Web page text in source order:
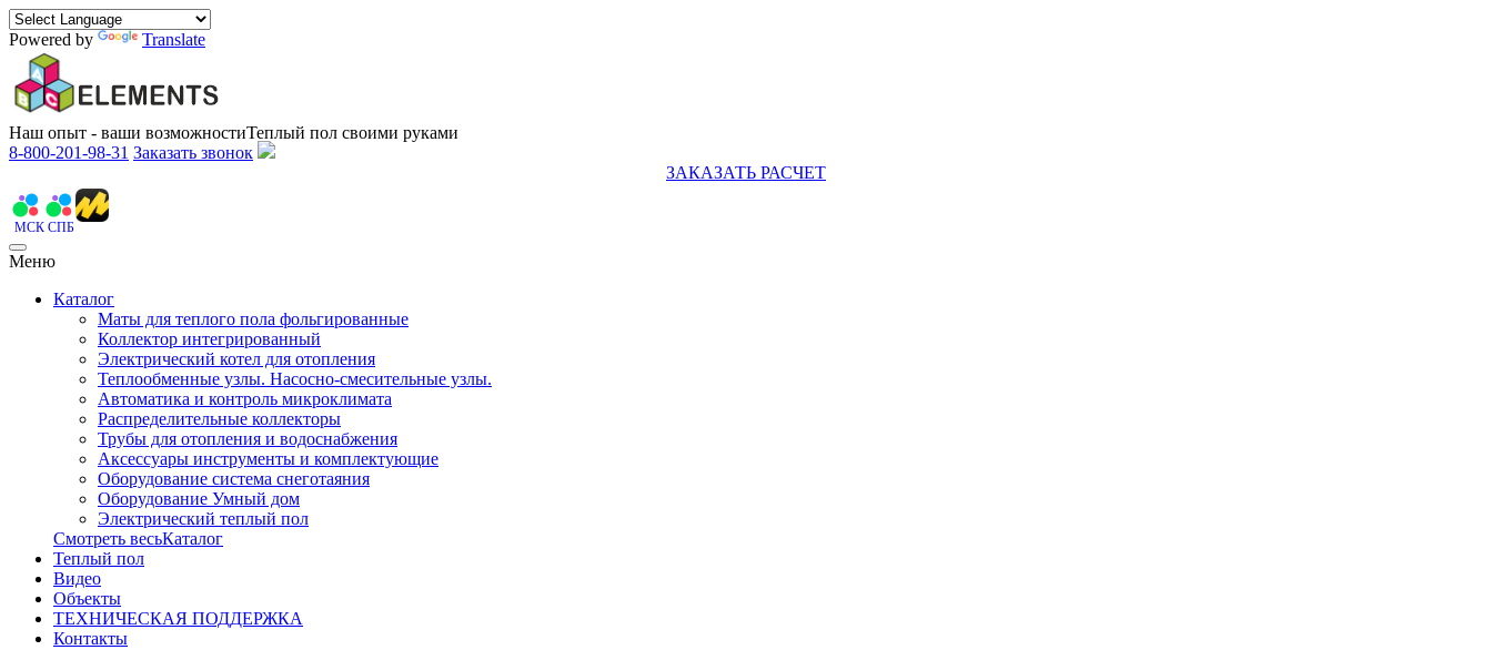
Powered by Translate
Наш опыт - ваши возможностиТеплый пол своими руками
8-800-201-98-31 Заказать звонок
ЗАКАЗАТЬ РАСЧЕТ
МСК СПБ
Меню
Каталог
Маты для теплого пола фольгированные
Коллектор интегрированный
Электрический котел для отопления
Теплообменные узлы. Насосно-смесительные узлы.
Автоматика и контроль микроклимата
Распределительные коллекторы
Трубы для отопления и водоснабжения
Аксессуары инструменты и комплектующие
Оборудование система снеготаяния
Оборудование Умный дом
Электрический теплый пол
Смотреть весьКаталог
Теплый пол
Видео
Объекты
ТЕХНИЧЕСКАЯ ПОДДЕРЖКА
Контакты